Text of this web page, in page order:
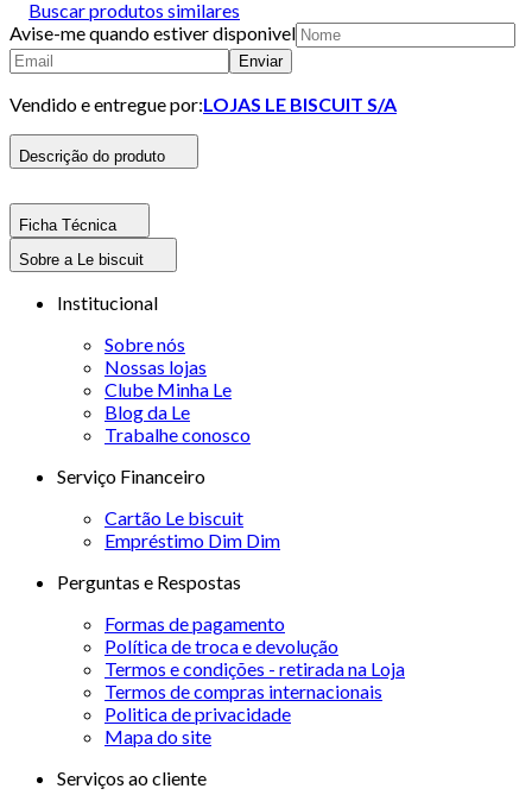
Buscar produtos similares
Avise-me quando estiver disponivel
Enviar
Vendido e entregue por:LOJAS LE BISCUIT S/A
Descrição do produto
Ficha Técnica
Sobre a Le biscuit
Institucional
Sobre nós
Nossas lojas
Clube Minha Le
Blog da Le
Trabalhe conosco
Serviço Financeiro
Cartão Le biscuit
Empréstimo Dim Dim
Perguntas e Respostas
Formas de pagamento
Política de troca e devolução
Termos e condições - retirada na Loja
Termos de compras internacionais
Politica de privacidade
Mapa do site
Serviços ao cliente